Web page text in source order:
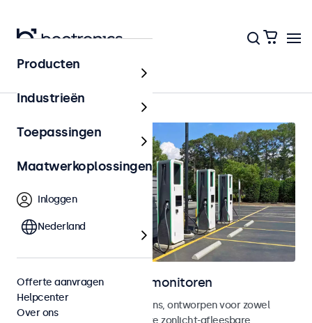
Home
Outdoor touchscreen monitoren
Weersbestendige touchscreens, ontworpen voor zowel
binnen- als buitengebruik. Deze zonlicht-afleesbare
Producten
Industrieën
Toepassingen
Maatwerkoplossingen
Inloggen
Nederland
Offerte aanvragen
Helpcenter
Over ons